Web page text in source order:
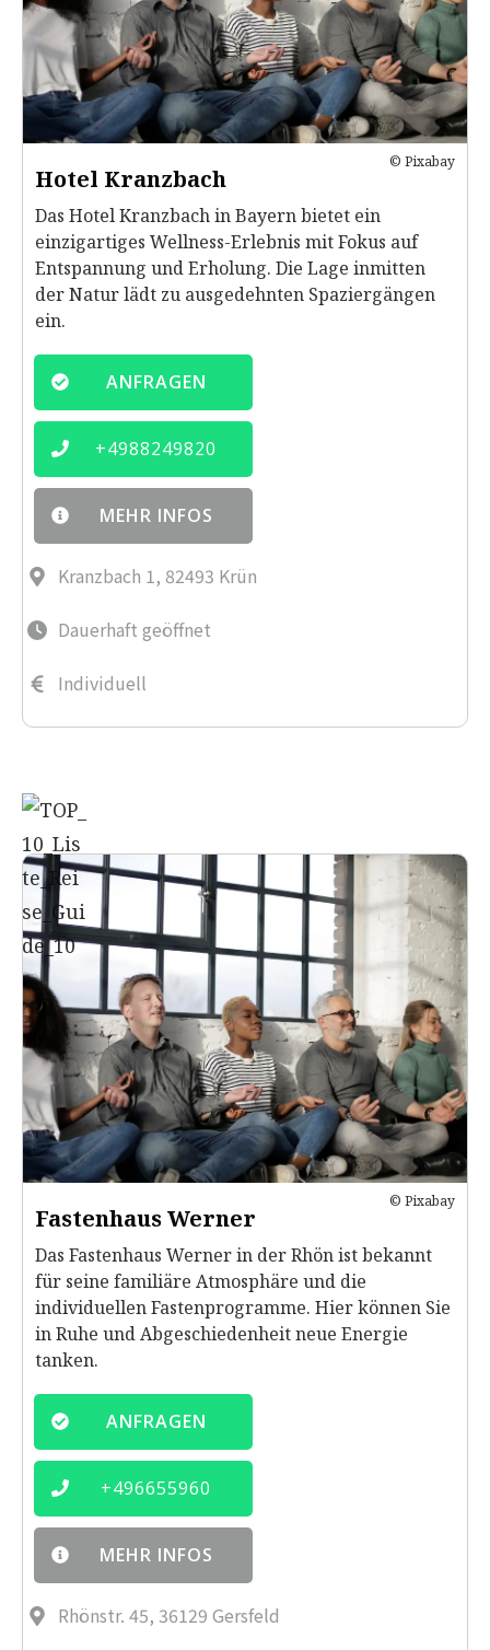
© Pixabay
Hotel Kranzbach
Das Hotel Kranzbach in Bayern bietet ein
einzigartiges Wellness-Erlebnis mit Fokus auf
Entspannung und Erholung. Die Lage inmitten
der Natur lädt zu ausgedehnten Spaziergängen
ein.
ANFRAGEN
+4988249820
MEHR INFOS
Kranzbach 1, 82493 Krün
Dauerhaft geöffnet
Individuell
© Pixabay
Fastenhaus Werner
Das Fastenhaus Werner in der Rhön ist bekannt
für seine familiäre Atmosphäre und die
individuellen Fastenprogramme. Hier können Sie
in Ruhe und Abgeschiedenheit neue Energie
tanken.
ANFRAGEN
+496655960
MEHR INFOS
Rhönstr. 45, 36129 Gersfeld